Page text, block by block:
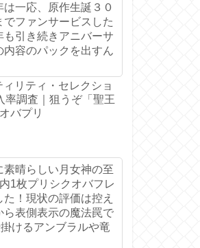
一応、原作生誕３０
でファンサービスした
も引き続きアニバーサ
内容のパックを出すん
ィリティ・セレクショ
率調査｜狙うぞ「聖王
バプリ
素晴らしい月女神の至
1枚プリシクオバフレ
！現状の評価は控え
ら表側表示の魔法罠で
けるアンブラルや竜